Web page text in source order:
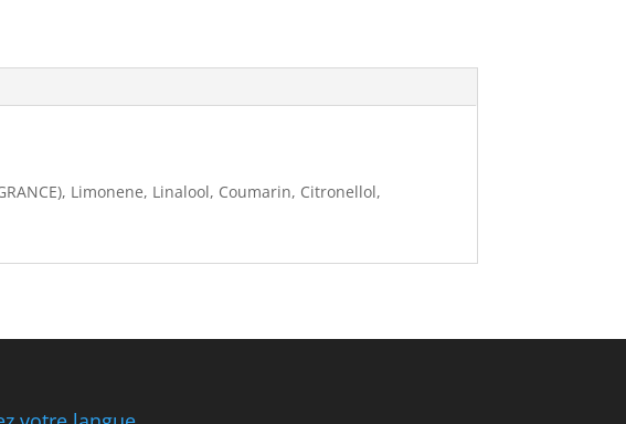
Limonene, Linalool, Coumarin, Citronellol,